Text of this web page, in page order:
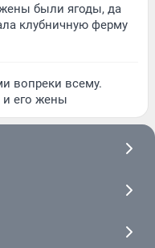
были ягоды, да
клубничную ферму
вопреки всему.
и его жены